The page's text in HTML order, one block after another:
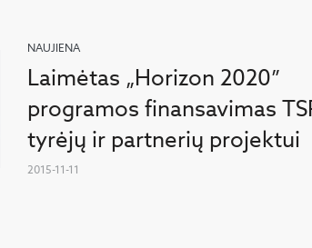
NAUJIENA
Laimėtas „Horizon 2020”
programos finansavimas
tyrėjų ir partnerių projektui
2015-11-11